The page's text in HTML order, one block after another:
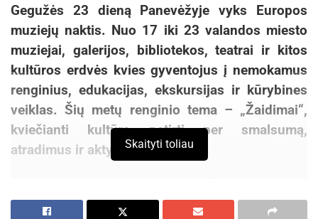
Gegužės 23 dieną Panevėžyje vyks Europos
muziejų naktis. Nuo 17 iki 23 valandos miesto
muziejai, galerijos, bibliotekos, teatrai ir kitos
kultūros erdvės kvies gyventojus į nemokamus
renginius, edukacijas, ekskursijas ir kūrybines
veiklas. Šių metų renginio tema – „Žaidimai“,
kviečianti kultūrą patirti per smalsumą,
atradimus ir aktyvų dalyvavimą.
Europos muziejų naktį Panevėžyje organizuoja
Panevėžio kraštotyros muziejus, renginį
Skaityti toliau